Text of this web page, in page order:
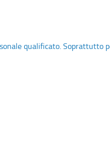
qualificato. Soprattutto